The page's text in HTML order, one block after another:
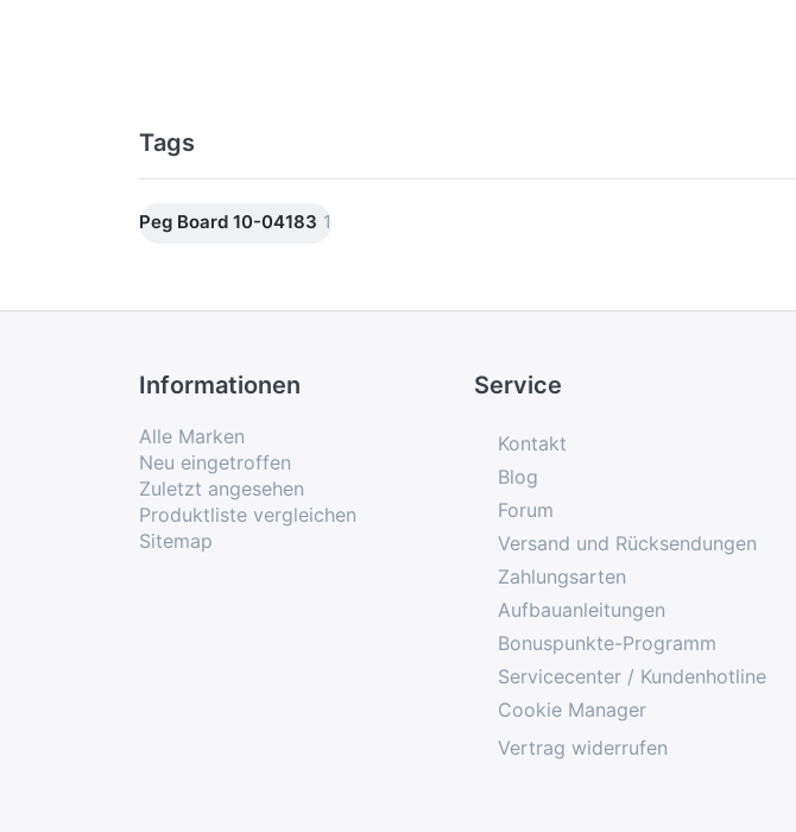
Tags
Peg Board 10-04183 1
Informationen
Alle Marken
Neu eingetroffen
Zuletzt angesehen
Produktliste vergleichen
Sitemap
Service
Kontakt
Blog
Forum
Versand und Rücksendungen
Zahlungsarten
Aufbauanleitungen
Bonuspunkte-Programm
Servicecenter / Kundenhotline
Cookie Manager
Vertrag widerrufen